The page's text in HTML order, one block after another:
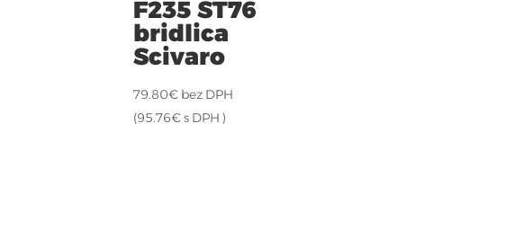
F235 ST76
bridlica
Scivaro
79.80€ bez DPH
(95.76€s DPH )